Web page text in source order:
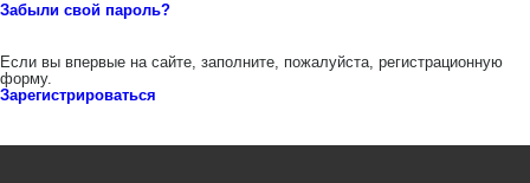
Забыли свой пароль?
Если вы впервые на сайте, заполните, пожалуйста, регистрационную
форму.
Зарегистрироваться